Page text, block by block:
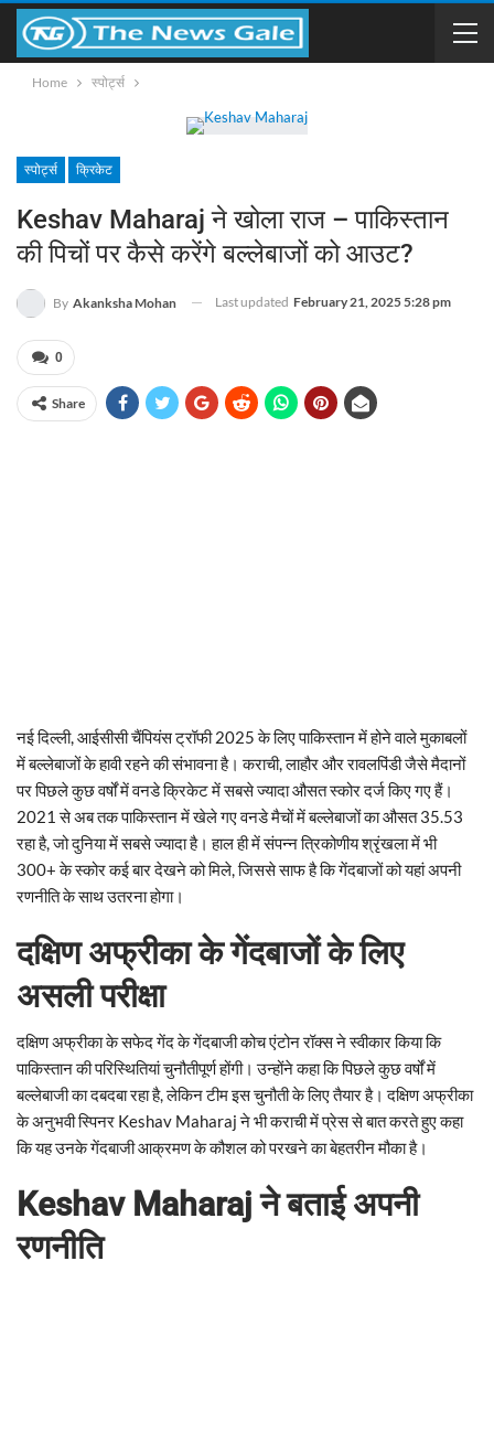
Home स्पोर्ट्स
स्पोर्ट्स क्रिकेट
Keshav Maharaj ने खोला राज – पाकिस्तान
की पिचों पर कैसे करेंगे बल्लेबाजों को आउट?
By Akanksha Mohan Last updated February 21, 2025 5:28 pm
0
Share
नई दिल्ली, आईसीसी चैंपियंस ट्रॉफी 2025 के लिए पाकिस्तान में होने वाले मुकाबलों
में बल्लेबाजों के हावी रहने की संभावना है। कराची, लाहौर और रावलपिंडी जैसे मैदानों
पर पिछले कुछ वर्षों में वनडे क्रिकेट में सबसे ज्यादा औसत स्कोर दर्ज किए गए हैं।
2021 से अब तक पाकिस्तान में खेले गए वनडे मैचों में बल्लेबाजों का औसत 35.53
रहा है, जो दुनिया में सबसे ज्यादा है। हाल ही में संपन्न त्रिकोणीय श्रृंखला में भी
300+ के स्कोर कई बार देखने को मिले, जिससे साफ है कि गेंदबाजों को यहां अपनी
रणनीति के साथ उतरना होगा।
दक्षिण अफ्रीका के गेंदबाजों के लिए
असली परीक्षा
दक्षिण अफ्रीका के सफेद गेंद के गेंदबाजी कोच एंटोन रॉक्स ने स्वीकार किया कि
पाकिस्तान की परिस्थितियां चुनौतीपूर्ण होंगी। उन्होंने कहा कि पिछले कुछ वर्षों में
बल्लेबाजी का दबदबा रहा है, लेकिन टीम इस चुनौती के लिए तैयार है। दक्षिण अफ्रीका
के अनुभवी स्पिनर Keshav Maharaj ने भी कराची में प्रेस से बात करते हुए कहा
कि यह उनके गेंदबाजी आक्रमण के कौशल को परखने का बेहतरीन मौका है।
Keshav Maharaj ने बताई अपनी
रणनीति